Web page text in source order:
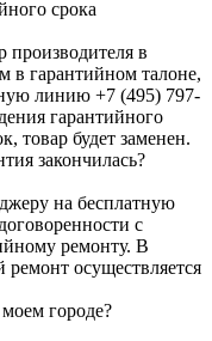
срока
производителя в
в гарантийном талоне,
линию +7 (495) 797-
гарантийного
товар будет заменен.
закончилась?
на бесплатную
с
ремонту. В
осуществляется
городе?